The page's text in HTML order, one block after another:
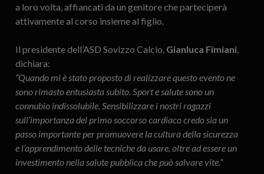
a loro volta, affiancati da un genitore che parteciperà
attivamente al corso insieme al figlio.
Il presidente dell’ASD Sovizzo Calcio, Gianluca Fimiani,
dichiara:
“Quando mi è stato proposto di realizzare questo evento ne
sono rimasto entusiasta subito. Sport e salute sono un
connubio indissolubile. Sensibilizzare i nostri ragazzi
sull’importanza del primo soccorso cardiaco credo sia un
passo importante per promuovere la cultura della sicurezza
e l’apprendimento delle tecniche da usare, oltre ad essere un
investimento nella salute pubblica che può salvare vite.”